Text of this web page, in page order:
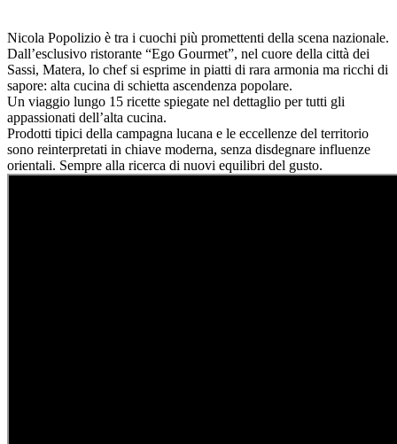
Nicola Popolizio è tra i cuochi più promettenti della scena nazionale.
Dall’esclusivo ristorante “Ego Gourmet”, nel cuore della città dei
Sassi, Matera, lo chef si esprime in piatti di rara armonia ma ricchi di
sapore: alta cucina di schietta ascendenza popolare.
Un viaggio lungo 15 ricette spiegate nel dettaglio per tutti gli
appassionati dell’alta cucina.
Prodotti tipici della campagna lucana e le eccellenze del territorio
sono reinterpretati in chiave moderna, senza disdegnare influenze
orientali. Sempre alla ricerca di nuovi equilibri del gusto.